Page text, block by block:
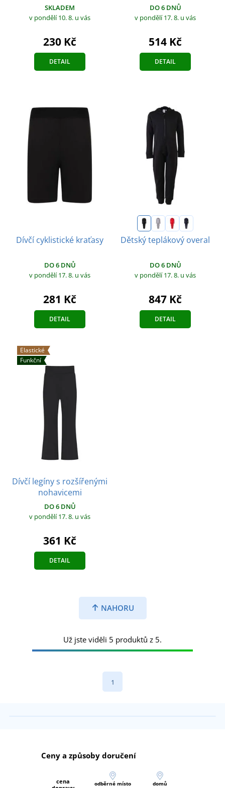
SKLADEM
v pondělí 10. 8. u vás
230 Kč
DETAIL
DO 6 DNŮ
v pondělí 17. 8. u vás
514 Kč
DETAIL
Dívčí cyklistické kraťasy
DO 6 DNŮ
v pondělí 17. 8. u vás
281 Kč
DETAIL
Dětský teplákový overal
DO 6 DNŮ
v pondělí 17. 8. u vás
847 Kč
DETAIL
Elastické
Funkční
Dívčí legíny s rozšířenými
nohavicemi
DO 6 DNŮ
v pondělí 17. 8. u vás
361 Kč
DETAIL
NAHORU
Už jste viděli 5 produktů z 5.
1
Ceny a způsoby doručení
cena
odběrné místo domů